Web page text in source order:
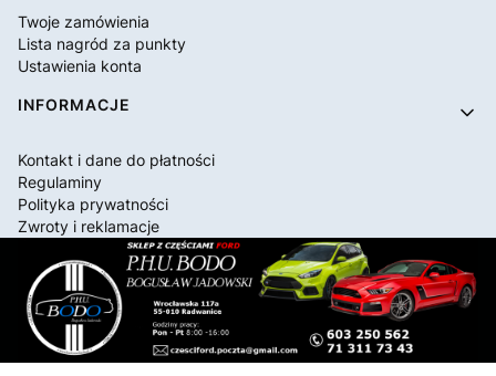
Twoje zamówienia
Lista nagród za punkty
Ustawienia konta
INFORMACJE
Kontakt i dane do płatności
Regulaminy
Polityka prywatności
Zwroty i reklamacje